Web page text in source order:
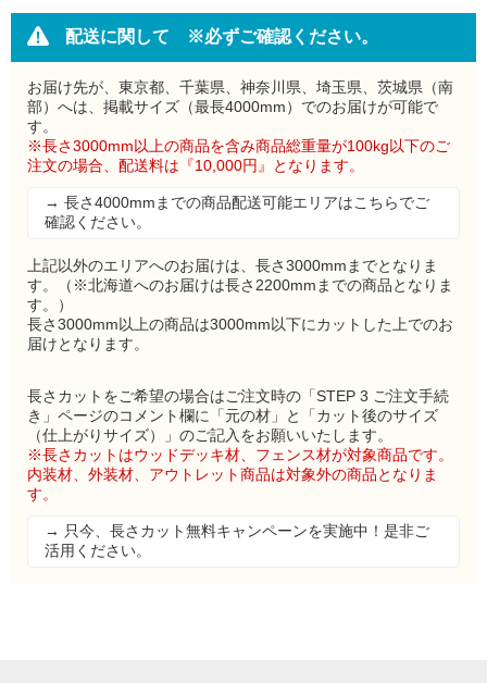
配送に関して ※必ずご確認ください。
お届け先が、東京都、千葉県、神奈川県、埼玉県、茨城県（南
部）へは、掲載サイズ（最長4000mm）でのお届けが可能で
す。
※長さ3000mm以上の商品を含み商品総重量が100kg以下のご
注文の場合、配送料は『10,000円』となります。
→ 長さ4000mmまでの商品配送可能エリアはこちらでご
確認ください。
上記以外のエリアへのお届けは、長さ3000mmまでとなりま
す。（※北海道へのお届けは長さ2200mmまでの商品となりま
す。）
長さ3000mm以上の商品は3000mm以下にカットした上でのお
届けとなります。
長さカットをご希望の場合はご注文時の「STEP 3 ご注文手続
き」ページのコメント欄に「元の材」と「カット後のサイズ
（仕上がりサイズ）」のご記入をお願いいたします。
※長さカットはウッドデッキ材、フェンス材が対象商品です。
内装材、外装材、アウトレット商品は対象外の商品となりま
す。
→ 只今、長さカット無料キャンペーンを実施中！是非ご
活用ください。